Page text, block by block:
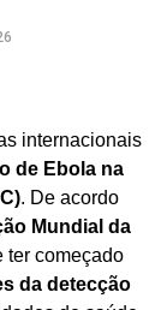
destaca que
de
altamente
procure
para
e, quando
da
do vírus no
internacionais
de Ebola na
. De acordo
Mundial da
ter começado
da detecção